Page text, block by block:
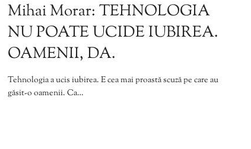
Mihai Morar: TEHNOLOGIA
NU POATE UCIDE IUBIREA.
OAMENII, DA.
Tehnologia a ucis iubirea. E cea mai proastă scuză pe care au
găsit-o oamenii. Ca…